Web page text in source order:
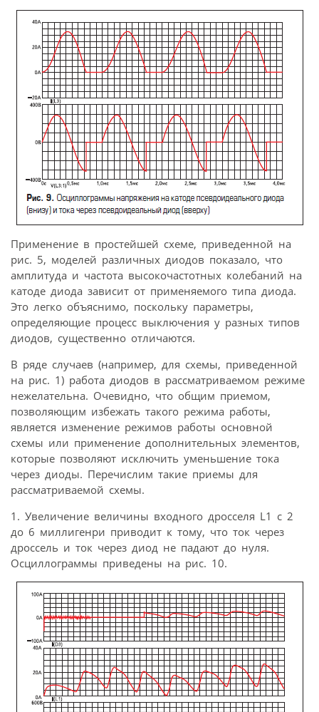
Применение в простейшей схеме, приведенной на
рис. 5, моделей различных диодов показало, что
амплитуда и частота высокочастотных колебаний на
катоде диода зависит от применяемого типа диода.
Это легко объяснимо, поскольку параметры,
определяющие процесс выключения у разных типов
диодов, существенно отличаются.
В ряде случаев (например, для схемы, приведенной
на рис. 1) работа диодов в рассматриваемом режиме
нежелательна. Очевидно, что общим приемом,
позволяющим избежать такого режима работы,
является изменение режимов работы основной
схемы или применение дополнительных элементов,
которые позволяют исключить уменьшение тока
через диоды. Перечислим такие приемы для
рассматриваемой схемы.
1. Увеличение величины входного дросселя L1 c 2
до 6 миллигенри приводит к тому, что ток через
дроссель и ток через диод не падают до нуля.
Осциллограммы приведены на рис. 10.